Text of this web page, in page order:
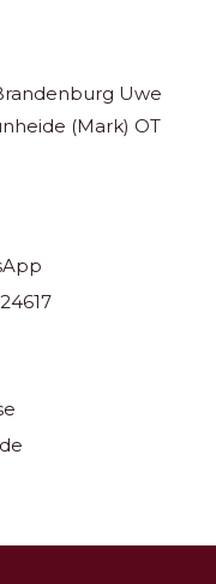
Uwe
(Mark) OT